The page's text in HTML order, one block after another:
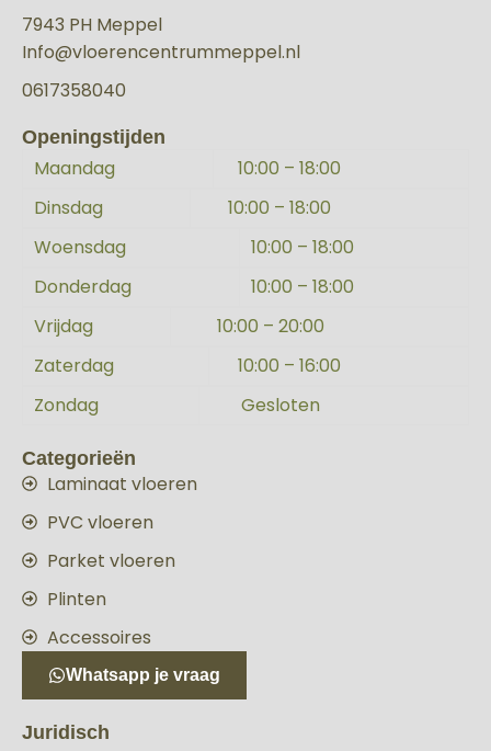
7943 PH Meppel
Info@vloerencentrummeppel.nl
0617358040
Openingstijden
Maandag
10:00 – 18:00
Dinsdag
10:00 – 18:00
Woensdag
10:00 – 18:00
Donderdag
10:00 – 18:00
Vrijdag
10:00 – 20:00
Zaterdag
10:00 – 16:00
Zondag
Gesloten
Categorieën
Laminaat vloeren
PVC vloeren
Parket vloeren
Plinten
Accessoires
Whatsapp je vraag
Juridisch